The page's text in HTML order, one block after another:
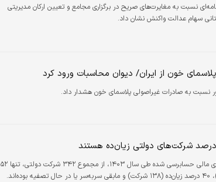
نسبت به مغایرت‌های صریح در برگزاری مجامع و تعیین ارکان مدیریتی
سهام عدالت واکنش نشان داد.
نسبت به صادرات غیراصولی پلاسمای خون هشدار داد.
طبق بررسی صورت‌های مالی حسابرسی شده طی سال ۱۴۰۳، از مجموع ۳۴۲ شرکت دولتی، تنها ۵۲